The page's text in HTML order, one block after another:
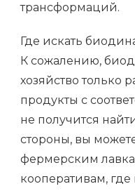
трансформаций.
Где искать
К сожалению,
хозяйство только
продукты с
не получится
стороны, вы
фермерским
кооперативам,